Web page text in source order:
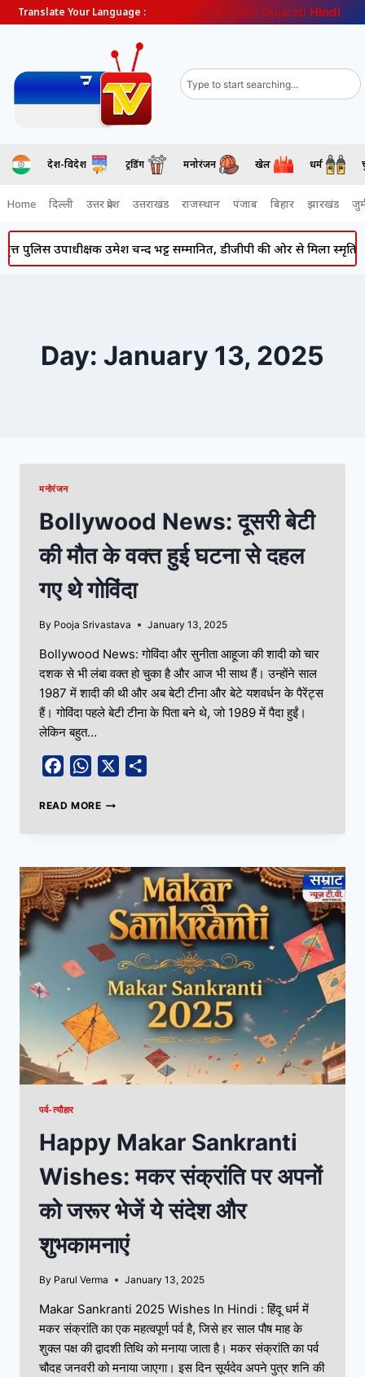
Translate Your Language : English Gujarati Hindi
देश-विदेश ट्रेंडिंग मनोरंजन खेल धर्म
Home दिल्ली उत्तर प्रदेश उत्तराखंड राजस्थान पंजाब बिहार झारखंड
उपाधीक्षक उमेश चन्द भट्ट सम्मानित, डीजीपी की ओर से मिला स्मृति चिह्न
Day: January 13, 2025
मनोरंजन
Bollywood News: दूसरी बेटी
की मौत के वक्त हुई घटना से दहल
गए थे गोविंदा
By Pooja Srivastava January 13, 2025
Bollywood News: गोविंदा और सुनीता आहूजा की शादी को चार
दशक से भी लंबा वक्त हो चुका है और आज भी साथ हैं। उन्होंने साल
1987 में शादी की थी और अब बेटी टीना और बेटे यशवर्धन के पैरेंट्स
हैं। गोविंदा पहले बेटी टीना के पिता बने थे, जो 1989 में पैदा हुईं।
लेकिन बहुत…
FacebookWhatsApp
READ MORE
पर्व-त्यौहार
Happy Makar Sankranti
Wishes: मकर संक्रांति पर अपनों
को जरूर भेजें ये संदेश और
शुभकामनाएं
By Parul Verma January 13, 2025
Makar Sankranti 2025 Wishes In Hindi : हिंदू धर्म में
मकर संक्रांति का एक महत्वपूर्ण पर्व है, जिसे हर साल पौष माह के
शुक्ल पक्ष की द्वादशी तिथि को मनाया जाता है। मकर संक्रांति का पर्व
चौदह जनवरी को मनाया जाएगा। इस दिन सूर्यदेव अपने पुत्र शनि की